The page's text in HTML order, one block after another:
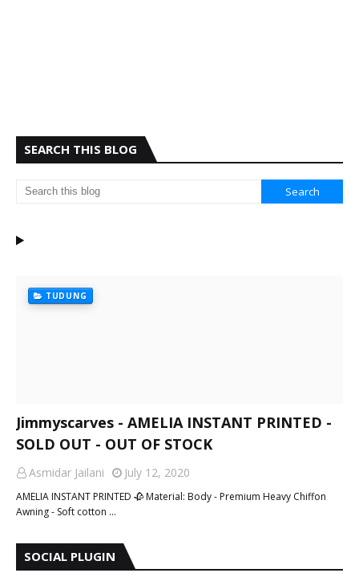
SEARCH THIS BLOG
TUDUNG
Jimmyscarves - AMELIA INSTANT PRINTED -
SOLD OUT - OUT OF STOCK
Asmidar Jailani July 12, 2020
AMELIA INSTANT PRINTED 🥀 Material: Body - Premium Heavy Chiffon
Awning - Soft cotton …
SOCIAL PLUGIN